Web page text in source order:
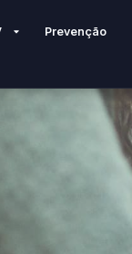
Prevenção